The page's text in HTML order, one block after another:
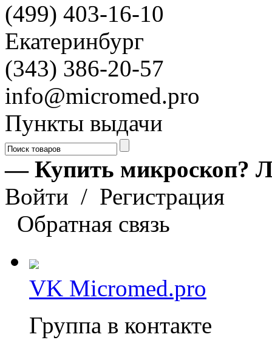
(499) 403-16-10
Екатеринбург
(343) 386-20-57
info@micromed.pro
Пункты выдачи
— Купить микроскоп?
Войти / Регистрация
Обратная связь
VK Micromed.pro
Группа в контакте